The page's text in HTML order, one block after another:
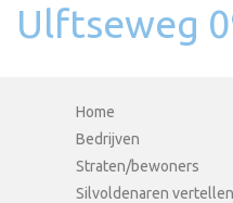
Ulftseweg
Home
Bedrijven
Straten/bewoners
Silvoldenaren vertellen